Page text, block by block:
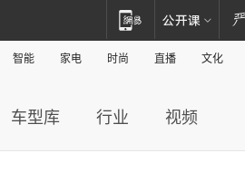
智能 家电 时尚 直播 文化
车型库 行业 视频